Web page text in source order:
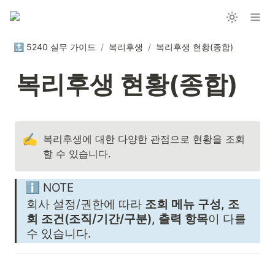
🔝 5240 실무 가이드 / 복리후생 / 복리후생 현황(종합)
복리후생 현황(종합)
✍️ 복리후생에 대한 다양한 관점으로 현황을 조회
할 수 있습니다.
ℹ️ NOTE
회사 설정/권한에 따라 조회 메뉴 구성, 조
회 조건(조직/기간/구분), 출력 항목이 다를
수 있습니다.